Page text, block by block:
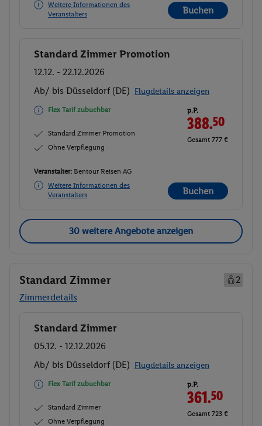
Weitere Informationen des
Veranstalters
Buchen
Buchen
Standard Zimmer Promotion
12.12. - 22.12.2026
Ab/ bis Düsseldorf (DE) Flugdetails anzeigen
Flex Tarif zubuchbar
Standard Zimmer Promotion
Ohne Verpflegung
p.P.
388.50
Gesamt 777 €
Veranstalter: Bentour Reisen AG
Weitere Informationen des
Veranstalters
Buchen
30 weitere Angebote anzeigen
Standard Zimmer
2
Zimmerdetails
Buchen
Standard Zimmer
05.12. - 12.12.2026
Ab/ bis Düsseldorf (DE) Flugdetails anzeigen
Flex Tarif zubuchbar
Standard Zimmer
Ohne Verpflegung
p.P.
361.50
Gesamt 723 €